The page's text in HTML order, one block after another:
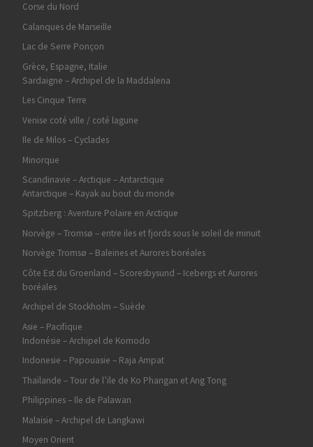
Corse du Nord
Calanques de Marseille
Lac de Serre Ponçon
Grèce, Espagne, Italie
Sardaigne – Archipel de la Maddalena
Les Cinque Terre
Venise coté ville / coté lagune
Ile de Milos – Cyclades
Minorque
Scandinavie – Arctique – Antarctique
Antarctique – Kayak au bout du monde
Spitzberg : Aventure Polaire en Arctique
Norvège – Tromsø – entre iles et fjords sous le soleil de minuit
Norvège Tromsø – Baleines et Aurores boréales
Côte Est du Groenland – Scoresbysund – Icebergs et Aurores
boréales
Archipel de Stockholm – Suède
Asie – Pacifique
Indonésie – Archipel de Komodo
Indonesie – Papouasie – Raja Ampat
Thaïlande – Tour de l’ile de Ko Phangan et Ang Tong
Philippines – Ile de Palawan
Malaisie – Archipel de Langkawi
Moyen Orient